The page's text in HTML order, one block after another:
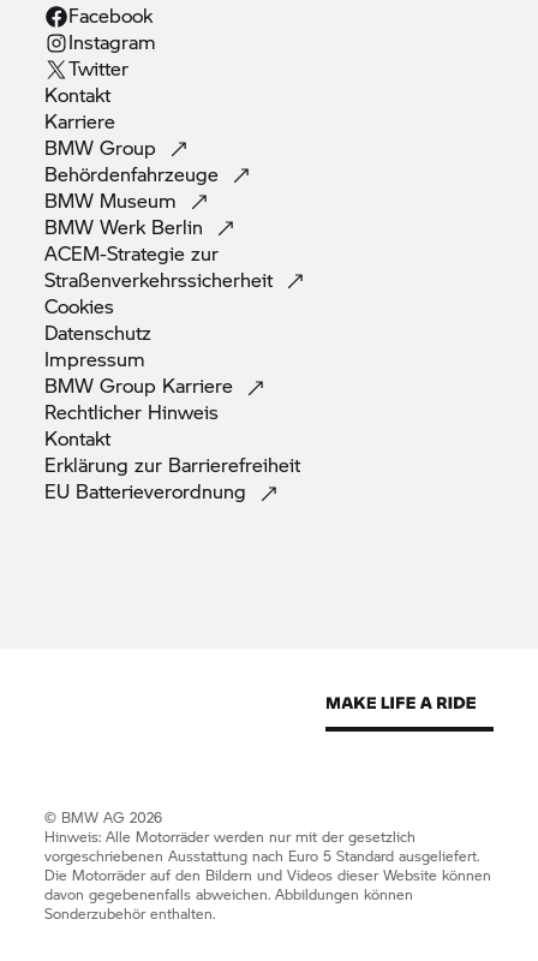
Facebook
Instagram
Twitter
Kontakt
Karriere
BMWGroup
Behördenfahrzeuge
BMW Museum
BMW Werk Berlin
ACEM-Strategie zur
Straßenverkehrssicherheit
Cookies
Datenschutz
Impressum
BMW Group Karriere
Rechtlicher Hinweis
Kontakt
Erklärung zur Barrierefreiheit
EU Batterieverordnung
© BMW AG 2026
Hinweis: Alle Motorräder werden nur mit der gesetzlich
vorgeschriebenen Ausstattung nach Euro 5 Standard ausgeliefert.
Die Motorräder auf den Bildern und Videos dieser Website können
davon gegebenenfalls abweichen. Abbildungen können
Sonderzubehör enthalten.